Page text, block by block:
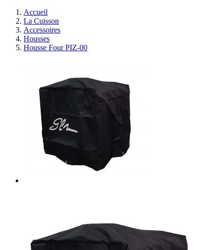
Accueil
La Cuisson
Accessoires
Housses
Housse Four PIZ-00